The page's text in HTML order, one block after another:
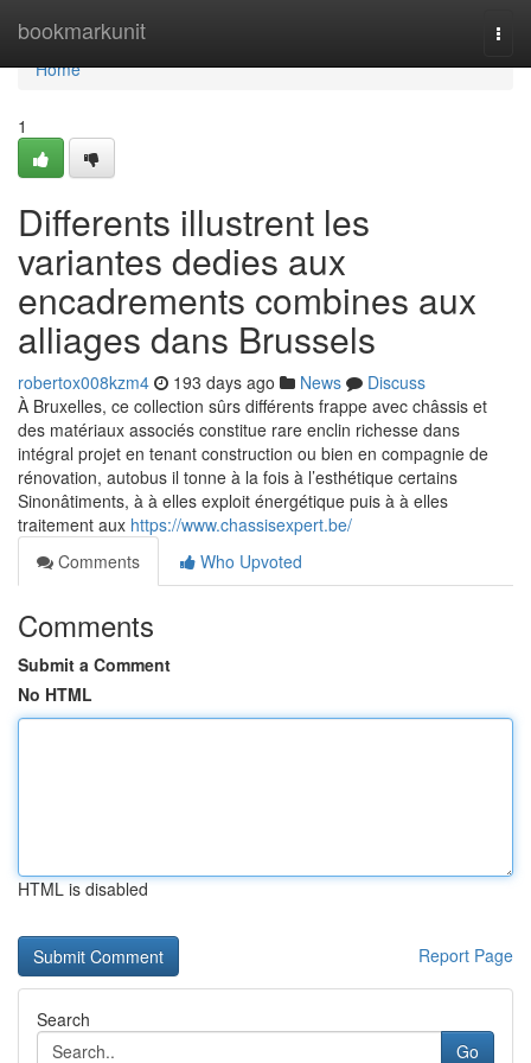
bookmarkunit
Home
Home
1
Differents illustrent les
variantes dedies aux
encadrements combines aux
alliages dans Brussels
robertox008kzm4 193 days ago News
Discuss
À Bruxelles, ce collection sûrs différents frappe avec châssis et
des matériaux associés constitue rare enclin richesse dans
intégral projet en tenant construction ou bien en compagnie de
rénovation, autobus il tonne à la fois à l’esthétique certains
Sinonâtiments, à à elles exploit énergétique puis à à elles
traitement aux https://www.chassisexpert.be/
Comments
Who Upvoted
Comments
Submit a Comment
No HTML
HTML is disabled
Report Page
Search
Go